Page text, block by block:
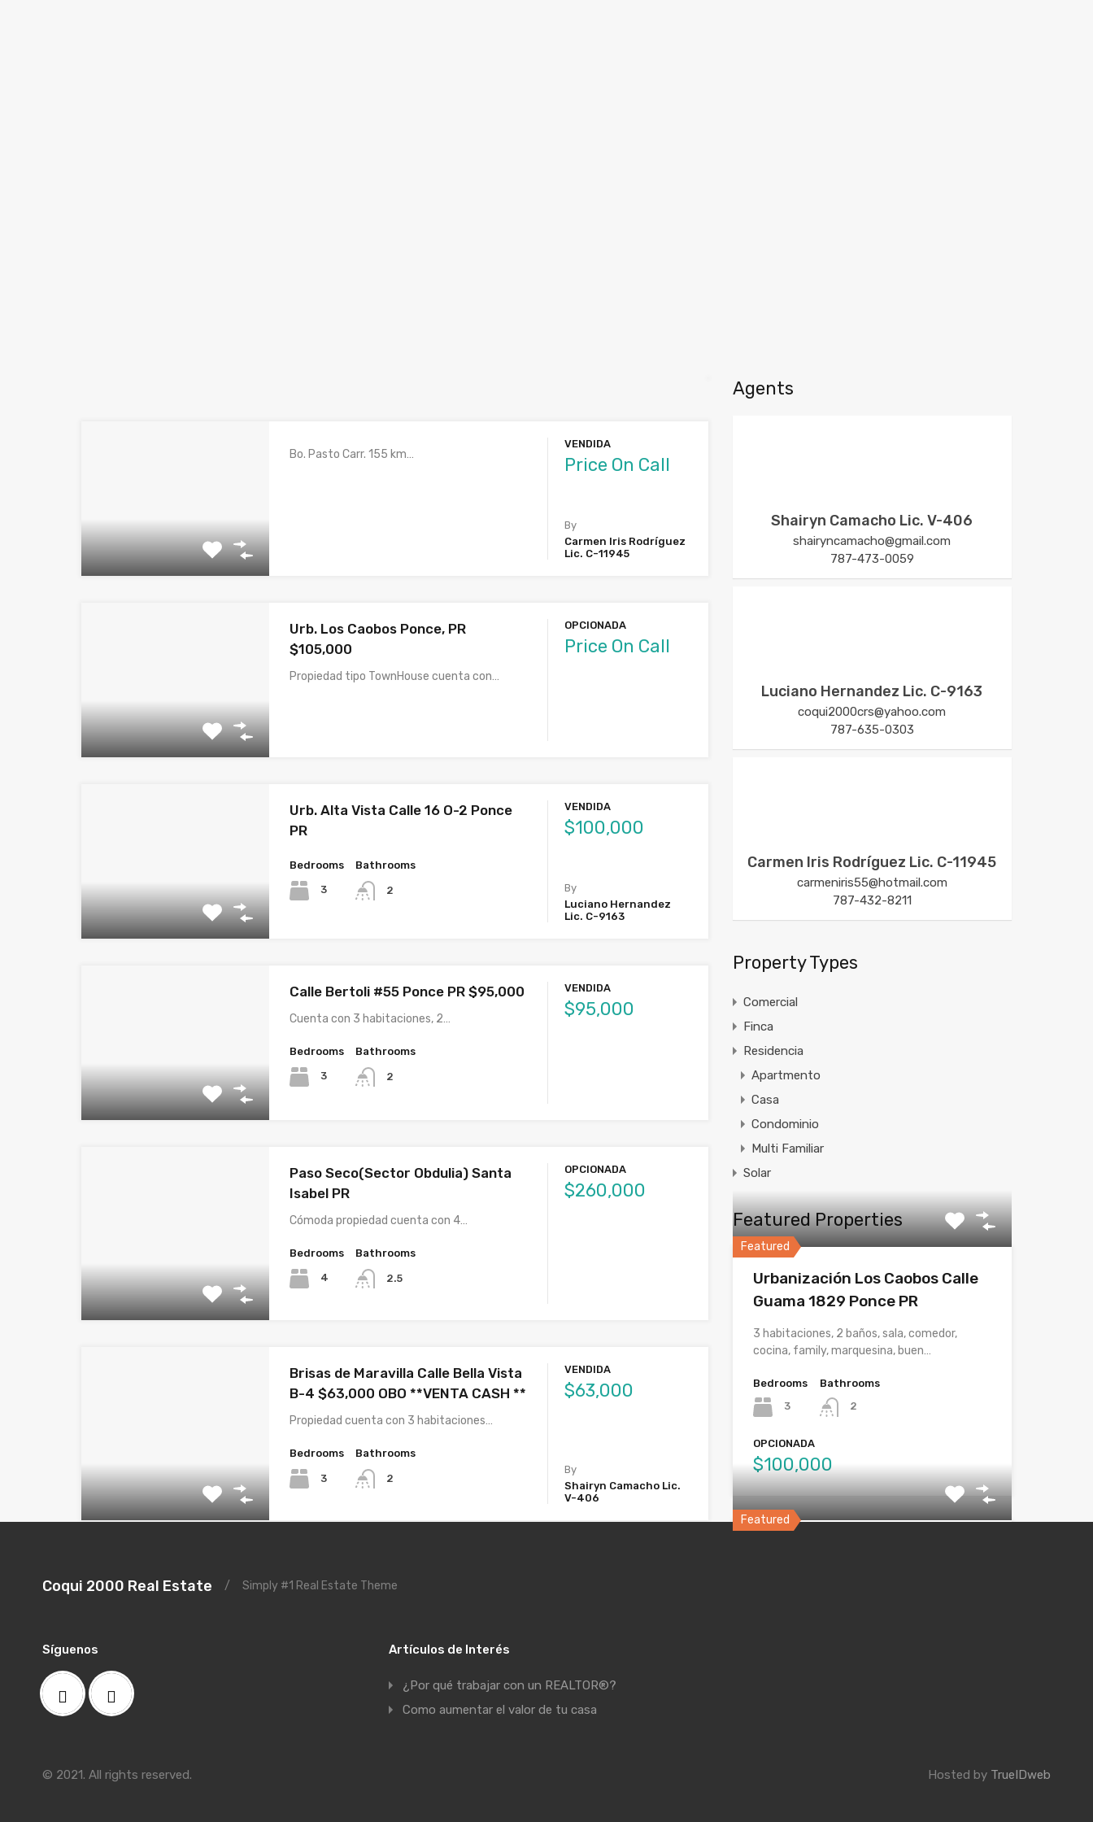
Bo. Pasto Carr. 155 km…
VENDIDA
Price On Call
By
Carmen Iris Rodríguez
Lic. C-11945
Urb. Los Caobos Ponce, PR
$105,000
Propiedad tipo TownHouse cuenta con…
OPCIONADA
Price On Call
Urb. Alta Vista Calle 16 O-2 Ponce
PR
Bedrooms
3
Bathrooms
2
VENDIDA
$100,000
By
Luciano Hernandez
Lic. C-9163
Calle Bertoli #55 Ponce PR $95,000
Cuenta con 3 habitaciones, 2…
Bedrooms
3
Bathrooms
2
VENDIDA
$95,000
Paso Seco(Sector Obdulia) Santa
Isabel PR
Cómoda propiedad cuenta con 4…
Bedrooms
4
Bathrooms
2.5
OPCIONADA
$260,000
Brisas de Maravilla Calle Bella Vista
B-4 $63,000 OBO **VENTA CASH **
Propiedad cuenta con 3 habitaciones…
Bedrooms
3
Bathrooms
2
VENDIDA
$63,000
By
Shairyn Camacho Lic.
V-406
Agents
Shairyn Camacho Lic. V-406
shairyncamacho@gmail.com
787-473-0059
Luciano Hernandez Lic. C-9163
coqui2000crs@yahoo.com
787-635-0303
Carmen Iris Rodríguez Lic. C-11945
carmeniris55@hotmail.com
787-432-8211
Property Types
Comercial
Finca
Residencia
Apartmento
Casa
Condominio
Multi Familiar
Solar
Featured Properties
Featured
Urbanización Los Caobos Calle
Guama 1829 Ponce PR
3 habitaciones, 2 baños, sala, comedor,
cocina, family, marquesina, buen…
Bedrooms
3
Bathrooms
2
OPCIONADA
$100,000
Featured
Coqui 2000 Real Estate / Simply #1 Real Estate Theme
Síguenos Artículos de Interés
¿Por qué trabajar con un REALTOR®?
Como aumentar el valor de tu casa
© 2021. All rights reserved. Hosted by TrueIDweb